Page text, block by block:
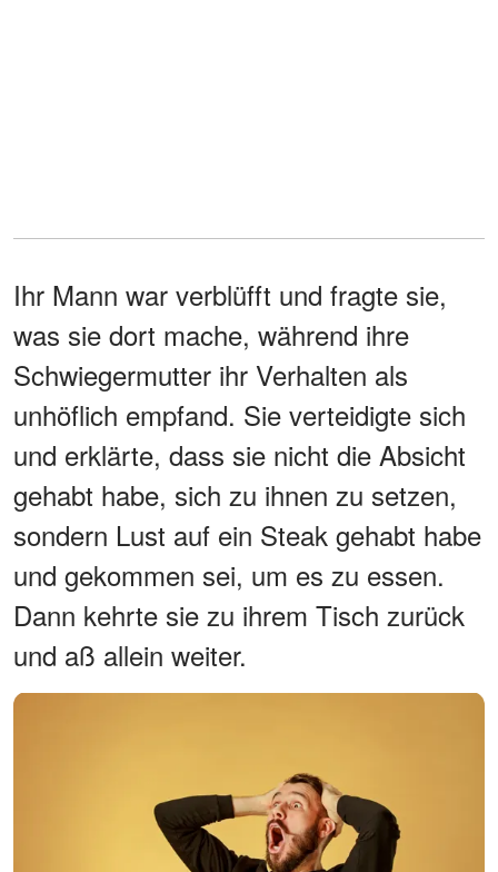
Ihr Mann war verblüfft und fragte sie,
was sie dort mache, während ihre
Schwiegermutter ihr Verhalten als
unhöflich empfand. Sie verteidigte sich
und erklärte, dass sie nicht die Absicht
gehabt habe, sich zu ihnen zu setzen,
sondern Lust auf ein Steak gehabt habe
und gekommen sei, um es zu essen.
Dann kehrte sie zu ihrem Tisch zurück
und aß allein weiter.